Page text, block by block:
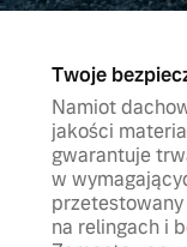
Twoje
Namiot
jakości
gwarantuje
w
na relingach i